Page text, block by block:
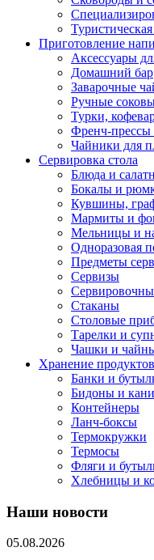
Приготовление
Аксессуары
Домашний бар
Заварочные
Ручные
Турки,
Френч-прессы
Чайники для
Сервировка стола
Блюда и
Бокалы и
Кувшины,
Мармиты и
Мельницы и
Одноразовая
Предметы
Сервизы
Стаканы
Столовые
Тарелки и
Чашки и
Хранение продуктов
Банки и
Бидоны и
Контейнеры
Ланч-боксы
Термокружки
Термосы
Фляги и
Хлебницы и
Наши новости
05.08.2026